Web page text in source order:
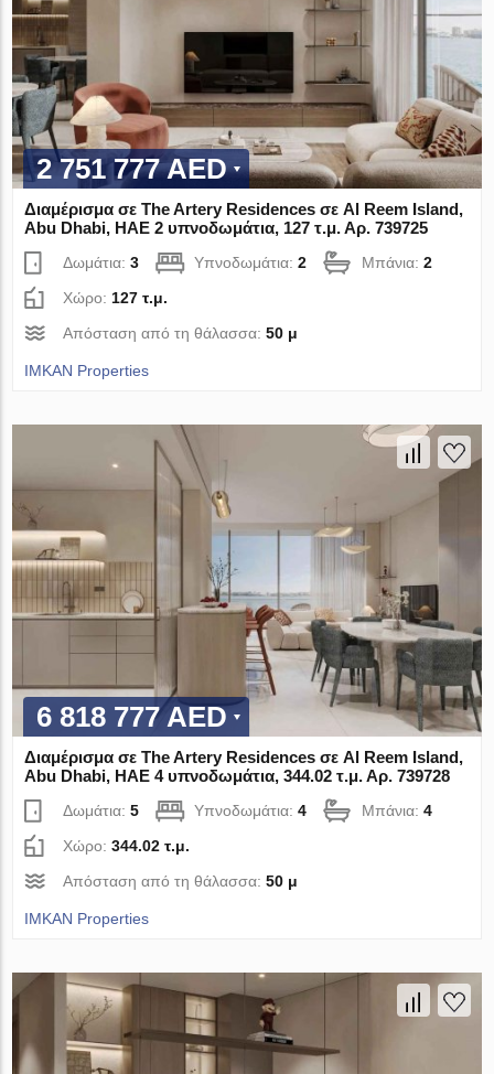
2 751 777 AED
Διαμέρισμα σε The Artery Residences σε Al Reem Island,
Abu Dhabi, ΗΑΕ 2 υπνοδωμάτια, 127 τ.μ. Αρ. 739725
Δωμάτια:3 Υπνοδωμάτια:2 Μπάνια:2
Χώρο: 127 τ.μ.
Απόσταση από τη θάλασσα:50 μ
IMKAN Properties
6 818 777 AED
Διαμέρισμα σε The Artery Residences σε Al Reem Island,
Abu Dhabi, ΗΑΕ 4 υπνοδωμάτια, 344.02 τ.μ. Αρ. 739728
Δωμάτια:5 Υπνοδωμάτια:4 Μπάνια:4
Χώρο:344.02 τ.μ.
Απόσταση από τη θάλασσα:50 μ
IMKAN Properties